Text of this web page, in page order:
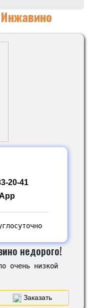
20-41
недорого!
очень низкой
Заказать